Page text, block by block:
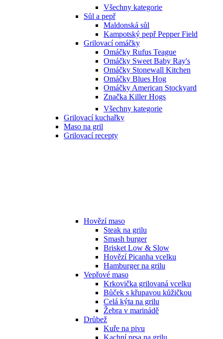
Všechny kategorie
Sůl a pepř
Maldonská sůl
Kampotský pepř Pepper Field
Grilovací omáčky
Omáčky Rufus Teague
Omáčky Sweet Baby Ray's
Omáčky Stonewall Kitchen
Omáčky Blues Hog
Omáčky American Stockyard
Značka Killer Hogs
Všechny kategorie
Grilovací kuchařky
Maso na gril
Grilovací recepty
Hovězí maso
Steak na grilu
Smash burger
Brisket Low & Slow
Hovězí Picanha vcelku
Hamburger na grilu
Vepřové maso
Krkovička grilovaná vcelku
Bůček s křupavou kůžičkou
Celá kýta na grilu
Žebra v marinádě
Drůbež
Kuře na pivu
Kachní prsa na grilu